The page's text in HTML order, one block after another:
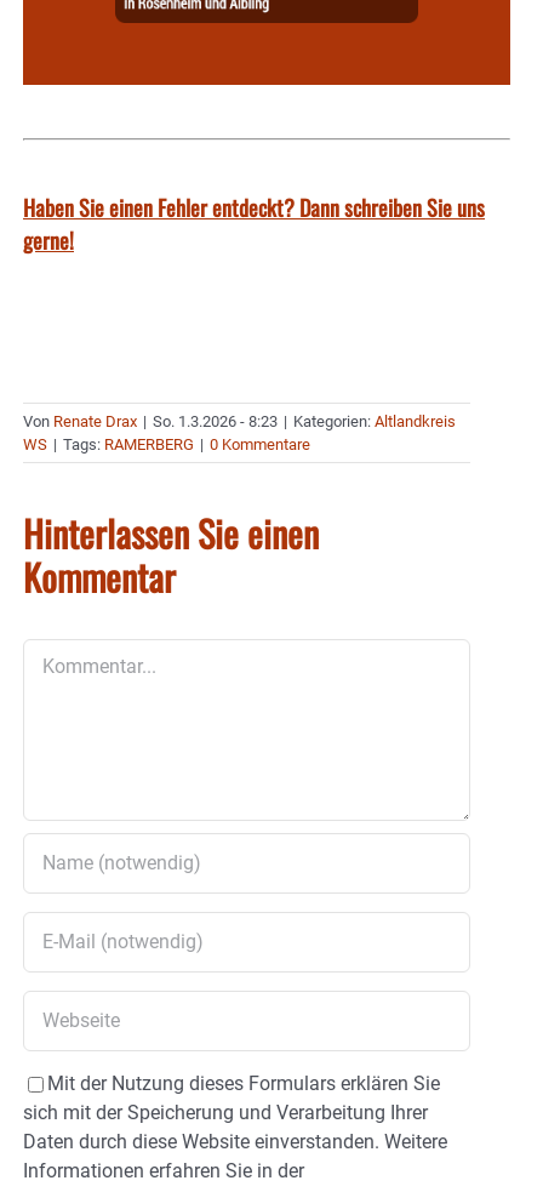
Haben Sie einen Fehler entdeckt? Dann schreiben Sie uns
gerne!
Von Renate Drax | So. 1.3.2026 - 8:23 | Kategorien: Altlandkreis
WS | Tags: RAMERBERG | 0 Kommentare
Hinterlassen Sie einen
Kommentar
Mit der Nutzung dieses Formulars erklären Sie
sich mit der Speicherung und Verarbeitung Ihrer
Daten durch diese Website einverstanden. Weitere
Informationen erfahren Sie in der